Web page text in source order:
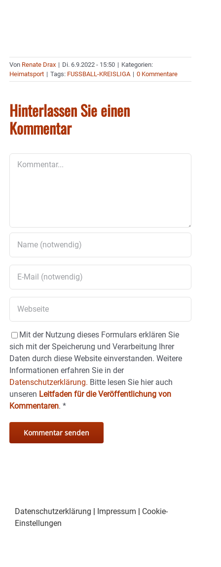
Von Renate Drax | Di. 6.9.2022 - 15:50 | Kategorien:
Heimatsport | Tags: FUSSBALL-KREISLIGA | 0 Kommentare
Hinterlassen Sie einen
Kommentar
Mit der Nutzung dieses Formulars erklären Sie
sich mit der Speicherung und Verarbeitung Ihrer
Daten durch diese Website einverstanden. Weitere
Informationen erfahren Sie in der
Datenschutzerklärung. Bitte lesen Sie hier auch
unseren Leitfaden für die Veröffentlichung von
Kommentaren. *
Datenschutzerklärung | Impressum | Cookie-
Einstellungen